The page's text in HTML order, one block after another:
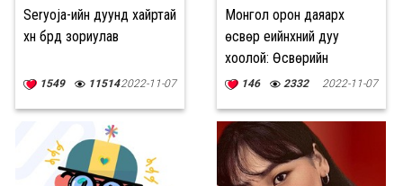
Seryoja-ийн дуунд хайртай
хүн бүрд зориулав
1549 115142022-11-07
Монгол орон даяарх
өсвөр үеийнхний дуу
хоолой: Өсвөрийн
парламент-2022
146 2332 2022-11-07